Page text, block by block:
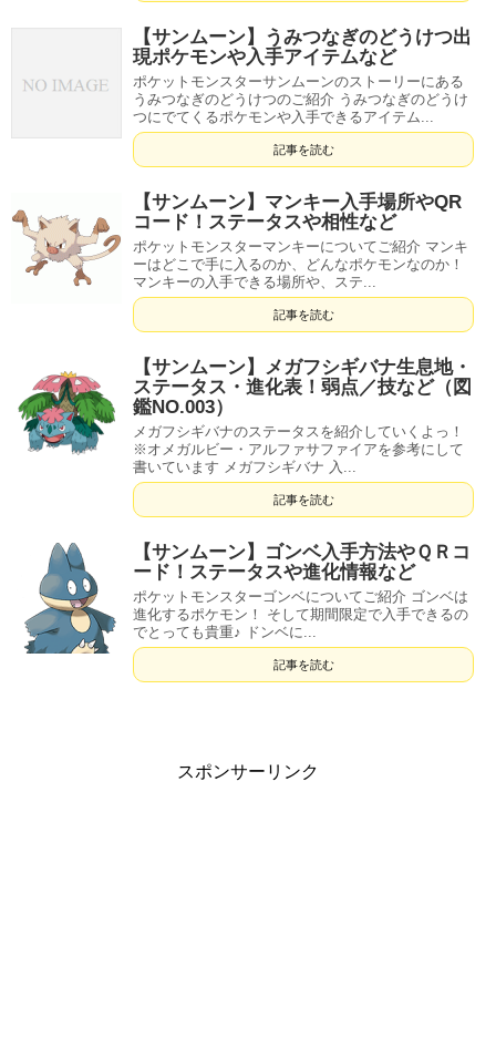
【サンムーン】うみつなぎのどうけつ出
現ポケモンや入手アイテムなど
ポケットモンスターサンムーンのストーリーにある
うみつなぎのどうけつのご紹介 うみつなぎのどうけ
つにでてくるポケモンや入手できるアイテム...
記事を読む
【サンムーン】マンキー入手場所やQR
コード！ステータスや相性など
ポケットモンスターマンキーについてご紹介 マンキ
ーはどこで手に入るのか、どんなポケモンなのか！
マンキーの入手できる場所や、ステ...
記事を読む
【サンムーン】メガフシギバナ生息地・
ステータス・進化表！弱点／技など（図
鑑NO.003）
メガフシギバナのステータスを紹介していくよっ！
※オメガルビー・アルファサファイアを参考にして
書いています メガフシギバナ 入...
記事を読む
【サンムーン】ゴンベ入手方法やＱＲコ
ード！ステータスや進化情報など
ポケットモンスターゴンベについてご紹介 ゴンベは
進化するポケモン！ そして期間限定で入手できるの
でとっても貴重♪ ドンベに...
記事を読む
スポンサーリンク